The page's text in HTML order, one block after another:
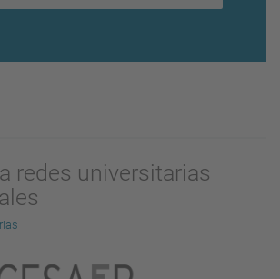
redes universitarias